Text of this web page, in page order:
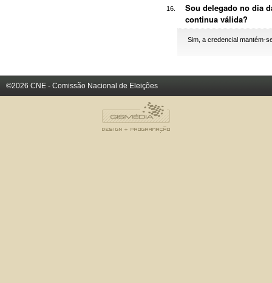
Sou delegado no dia
continua válida?
Sim, a credencial mantém-
©2026 CNE - Comissão Nacional de Eleições